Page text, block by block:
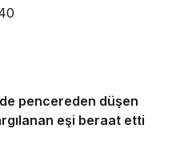
pencereden düşen
eşi beraat etti